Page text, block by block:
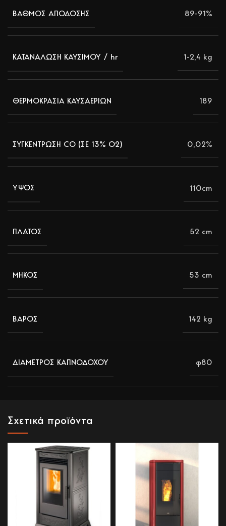
ΒΑΘΜΟΣ ΑΠΟΔΟΣΗΣ 89-91%
ΚΑΤΑΝΑΛΩΣΗ ΚΑΥΣΙΜΟΥ / hr 1-2,4 kg
ΘΕΡΜΟΚΡΑΣΙΑ ΚΑΥΣΑΕΡΙΩΝ 189
ΣΥΓΚΕΝΤΡΩΣΗ CO (ΣΕ 13% Ο2) 0,02%
ΥΨΟΣ 110cm
ΠΛΑΤΟΣ 52 cm
ΜΗΚΟΣ 53 cm
ΒΑΡΟΣ 142 kg
ΔΙΑΜΕΤΡΟΣ ΚΑΠΝΟΔΟΧΟΥ φ80
Σχετικά προϊόντα